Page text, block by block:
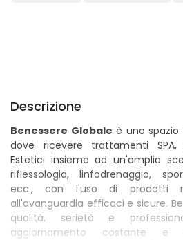
Descrizione
Benessere Globale è uno
dove ricevere trattamenti SPA,
Estetici insieme ad un'amplia
riflessologia, linfodrenaggio,
ecc., con l'uso di prodotti
all'avanguardia efficaci e sicure.
qualità, serietà e
aggiornamento costante e